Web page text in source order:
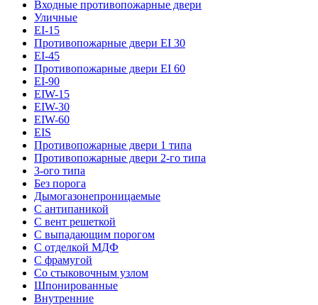
Входные противопожарные двери
Уличные
EI-15
Противопожарные двери EI 30
EI-45
Противопожарные двери EI 60
EI-90
EIW-15
EIW-30
EIW-60
EIS
Противопожарные двери 1 типа
Противопожарные двери 2-го типа
3-ого типа
Без порога
Дымогазонепроницаемые
С антипаникой
С вент решеткой
С выпадающим порогом
С отделкой МДФ
С фрамугой
Со стыковочным узлом
Шпонированные
Внутренние